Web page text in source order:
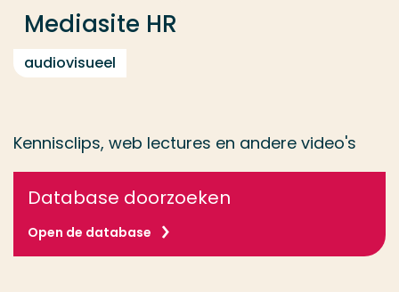
Mediasite HR
audiovisueel
Kennisclips, web lectures en andere video's
Database doorzoeken
Open de database
Opleiding
Contact